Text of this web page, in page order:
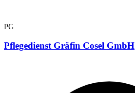
PG
Pflegedienst Gräfin Cosel GmbH